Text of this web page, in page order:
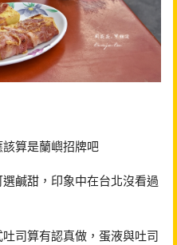
算是蘭嶼招牌吧
鹹甜，印象中在台北沒看過
司算有認真做，蛋液與吐司